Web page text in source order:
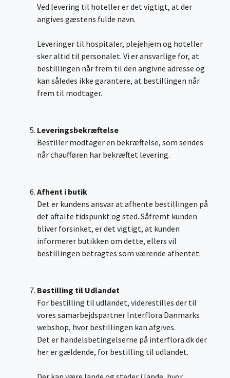
Ved levering til hoteller er det vigtigt, at der
angives gæstens fulde navn.
Leveringer til hospitaler, plejehjem og hoteller
sker altid til personalet. Vi er ansvarlige for, at
bestillingen når frem til den angivne adresse og
kan således ikke garantere, at bestillingen når
frem til modtager.
Leveringsbekræftelse
Bestiller modtager en bekræftelse, som sendes
når chaufføren har bekræftet levering.
Afhent i butik
Det er kundens ansvar at afhente bestillingen på
det aftalte tidspunkt og sted. Såfremt kunden
bliver forsinket, er det vigtigt, at kunden
informerer butikken om dette, ellers vil
bestillingen betragtes som værende afhentet.
Bestilling til Udlandet
For bestilling til udlandet, viderestilles der til
vores samarbejdspartner Interflora Danmarks
webshop, hvor bestillingen kan afgives.
Det er handelsbetingelserne på interflora.dk der
her er gældende, for bestilling til udlandet.